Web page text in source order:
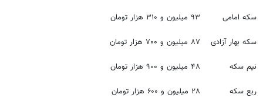
سکه امامی ۹۳ میلیون و ۳۱۰ هزار تومان
سکه بهار آزادی ۸۷ میلیون و ۷۰۰ هزار تومان
نیم سکه ۴۸ میلیون و ۹۰۰ هزار تومان
ربع سکه ۲۸ میلیون و ۶۰۰ هزار تومان